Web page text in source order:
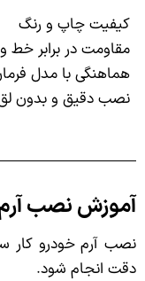
کیفیت چاپ و رنگ
مقاومت در برابر
هماهنگی با مدل
نصب دقیق و بدون
آموزش نصب
نصب آرم خودرو کار
دقت انجام شود.